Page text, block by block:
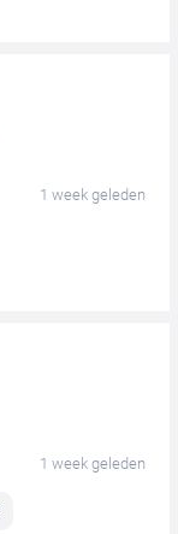
1 week geleden
1 week geleden